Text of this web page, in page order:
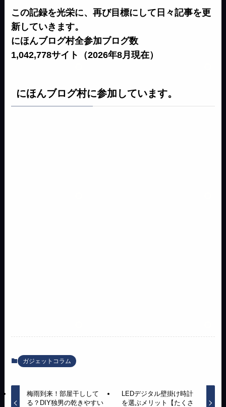
この記録を光栄に、再び目標にして日々記事を更
新していきます。
にほんブログ村全参加ブログ数
1,042,778サイト（2026年8月現在）
にほんブログ村に参加しています。
ガジェットコラム
梅雨到来！部屋干しして
る？DIY独男の乾きやすい
LEDデジタル壁掛け時計
を選ぶメリット【たくさ